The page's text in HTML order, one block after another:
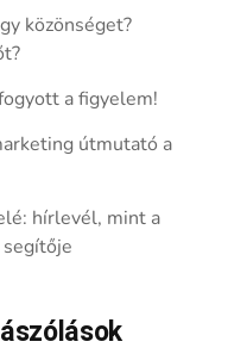
közönséget?
a figyelem!
útmutató a
hírlevél, mint a